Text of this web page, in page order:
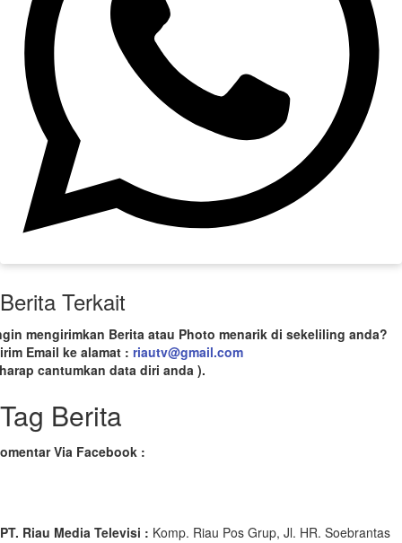
Berita Terkait
mengirimkan Berita atau Photo menarik di sekeliling anda?
Email ke alamat : riautv@gmail.com
cantumkan data diri anda ).
Tag Berita
Via Facebook :
PT. Riau Media Televisi : Komp. Riau Pos Grup, Jl. HR. Soebrantas